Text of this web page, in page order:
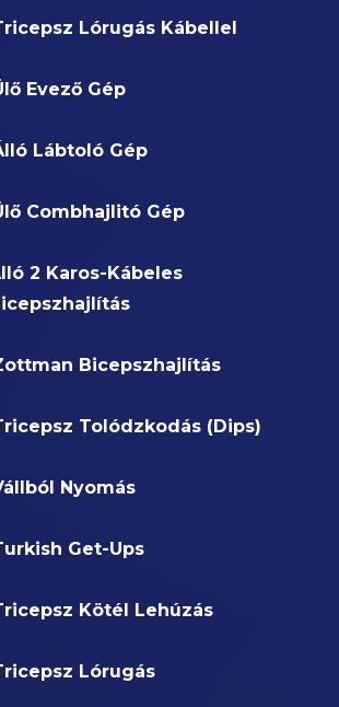
Lórugás Kábellel
Evező Gép
Lábtoló Gép
Combhajlitó Gép
2 Karos-Kábeles
Bicepszhajlítás
Tolódzkodás (Dips)
Nyomás
Get-Ups
Kötél Lehúzás
Lórugás